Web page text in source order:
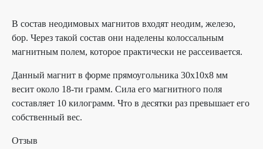
В состав неодимовых магнитов входят неодим, железо,
бор. Через такой состав они наделены колоссальным
магнитным полем, которое практически не рассеивается.
Данный магнит в форме прямоугольника 30х10х8 мм
весит около 18-ти грамм. Сила его магнитного поля
составляет 10 килограмм. Что в десятки раз превышает его
собственный вес.
Отзыв